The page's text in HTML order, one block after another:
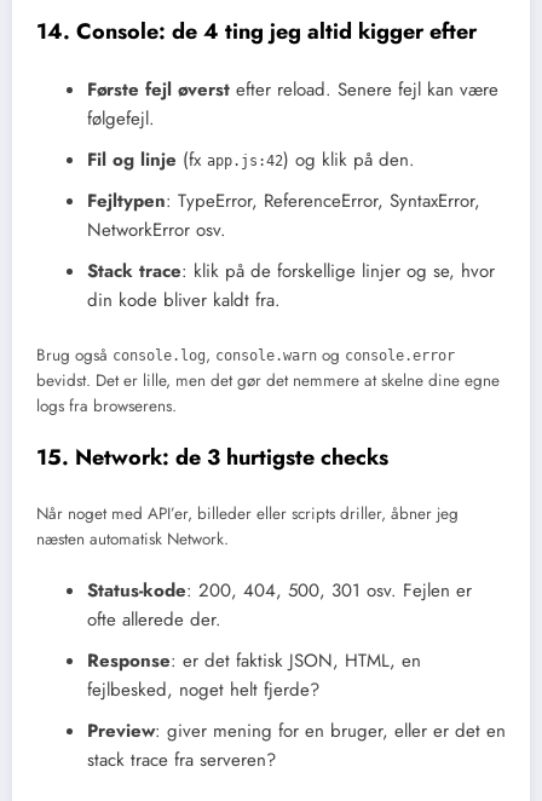
14. Console: de 4 ting jeg altid kigger efter
Første fejl øverst efter reload. Senere fejl kan være
følgefejl.
Fil og linje (fx app.js:42) og klik på den.
Fejltypen: TypeError, ReferenceError, SyntaxError,
NetworkError osv.
Stack trace: klik på de forskellige linjer og se, hvor
din kode bliver kaldt fra.
Brug også console.log, console.warn og console.error
bevidst. Det er lille, men det gør det nemmere at skelne dine egne
logs fra browserens.
15. Network: de 3 hurtigste checks
Når noget med API’er, billeder eller scripts driller, åbner jeg
næsten automatisk Network.
Status-kode: 200, 404, 500, 301 osv. Fejlen er
ofte allerede der.
Response: er det faktisk JSON, HTML, en
fejlbesked, noget helt fjerde?
Preview: giver mening for en bruger, eller er det en
stack trace fra serveren?